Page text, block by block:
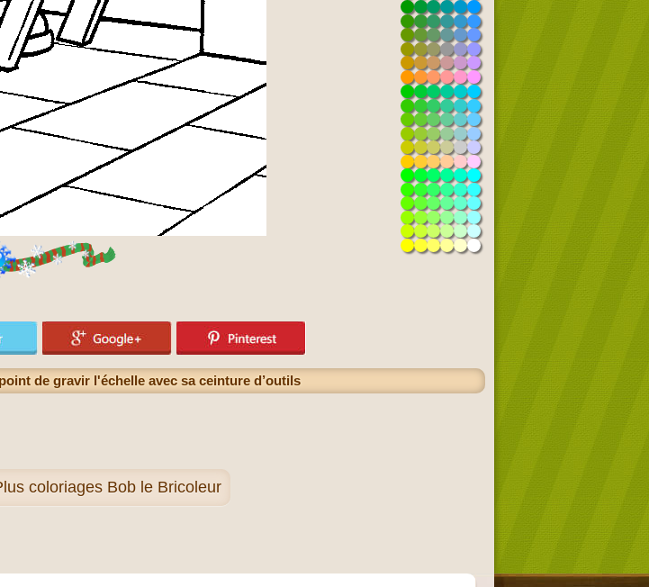
de gravir l'échelle avec sa ceinture d’outils
coloriages Bob le Bricoleur